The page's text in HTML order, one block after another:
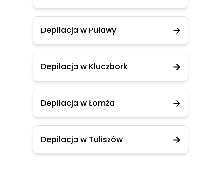
Depilacja w Puławy
Depilacja w Kluczbork
Depilacja w Łomża
Depilacja w Tuliszów